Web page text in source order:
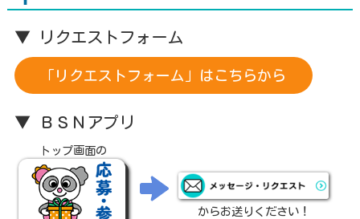
▼ リクエストフォーム
「リクエストフォーム」はこちらから
▼ ＢＳＮアプリ
トップ画面の
からお送りください！